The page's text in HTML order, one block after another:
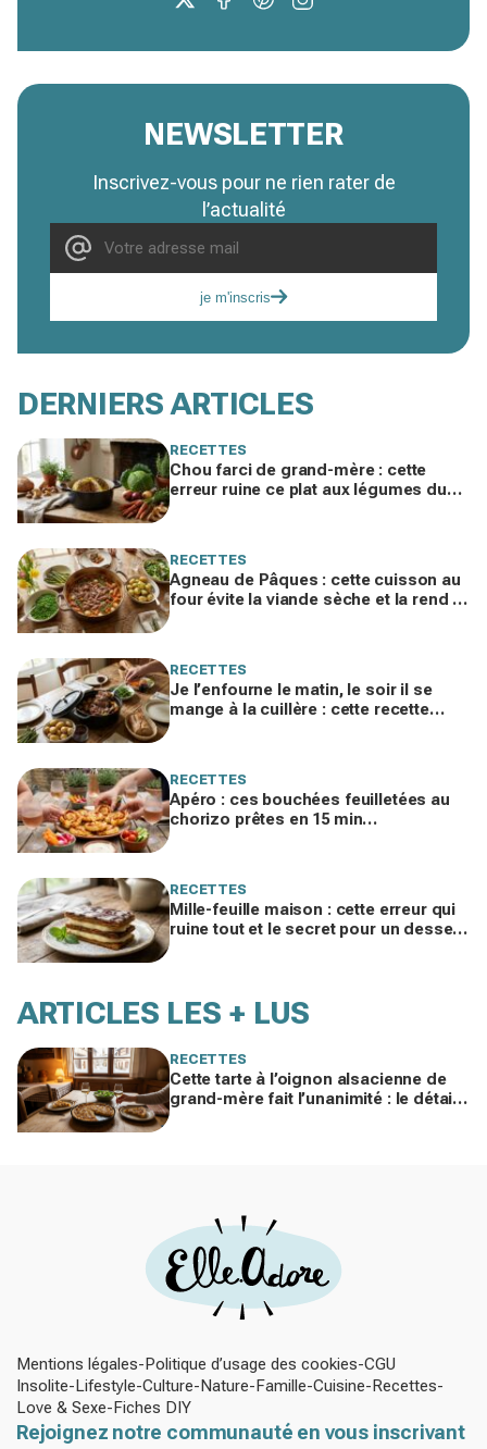
NEWSLETTER
Inscrivez-vous pour ne rien rater de
l’actualité
je m'inscris
DERNIERS ARTICLES
RECETTES
Chou farci de grand-mère : cette
erreur ruine ce plat aux légumes du
RECETTES
Agneau de Pâques : cette cuisson au
four évite la viande sèche et la rend si
RECETTES
Je l’enfourne le matin, le soir il se
mange à la cuillère : cette recette
RECETTES
Apéro : ces bouchées feuilletées au
chorizo prêtes en 15 min
RECETTES
Mille-feuille maison : cette erreur qui
ruine tout et le secret pour un dessert
ARTICLES LES + LUS
RECETTES
Cette tarte à l’oignon alsacienne de
grand-mère fait l’unanimité : le détail
Mentions légales Politique d’usage des cookies CGU
Insolite Lifestyle Culture Nature Famille Cuisine Recettes
Love & Sexe Fiches DIY
Rejoignez notre communauté en vous inscrivant